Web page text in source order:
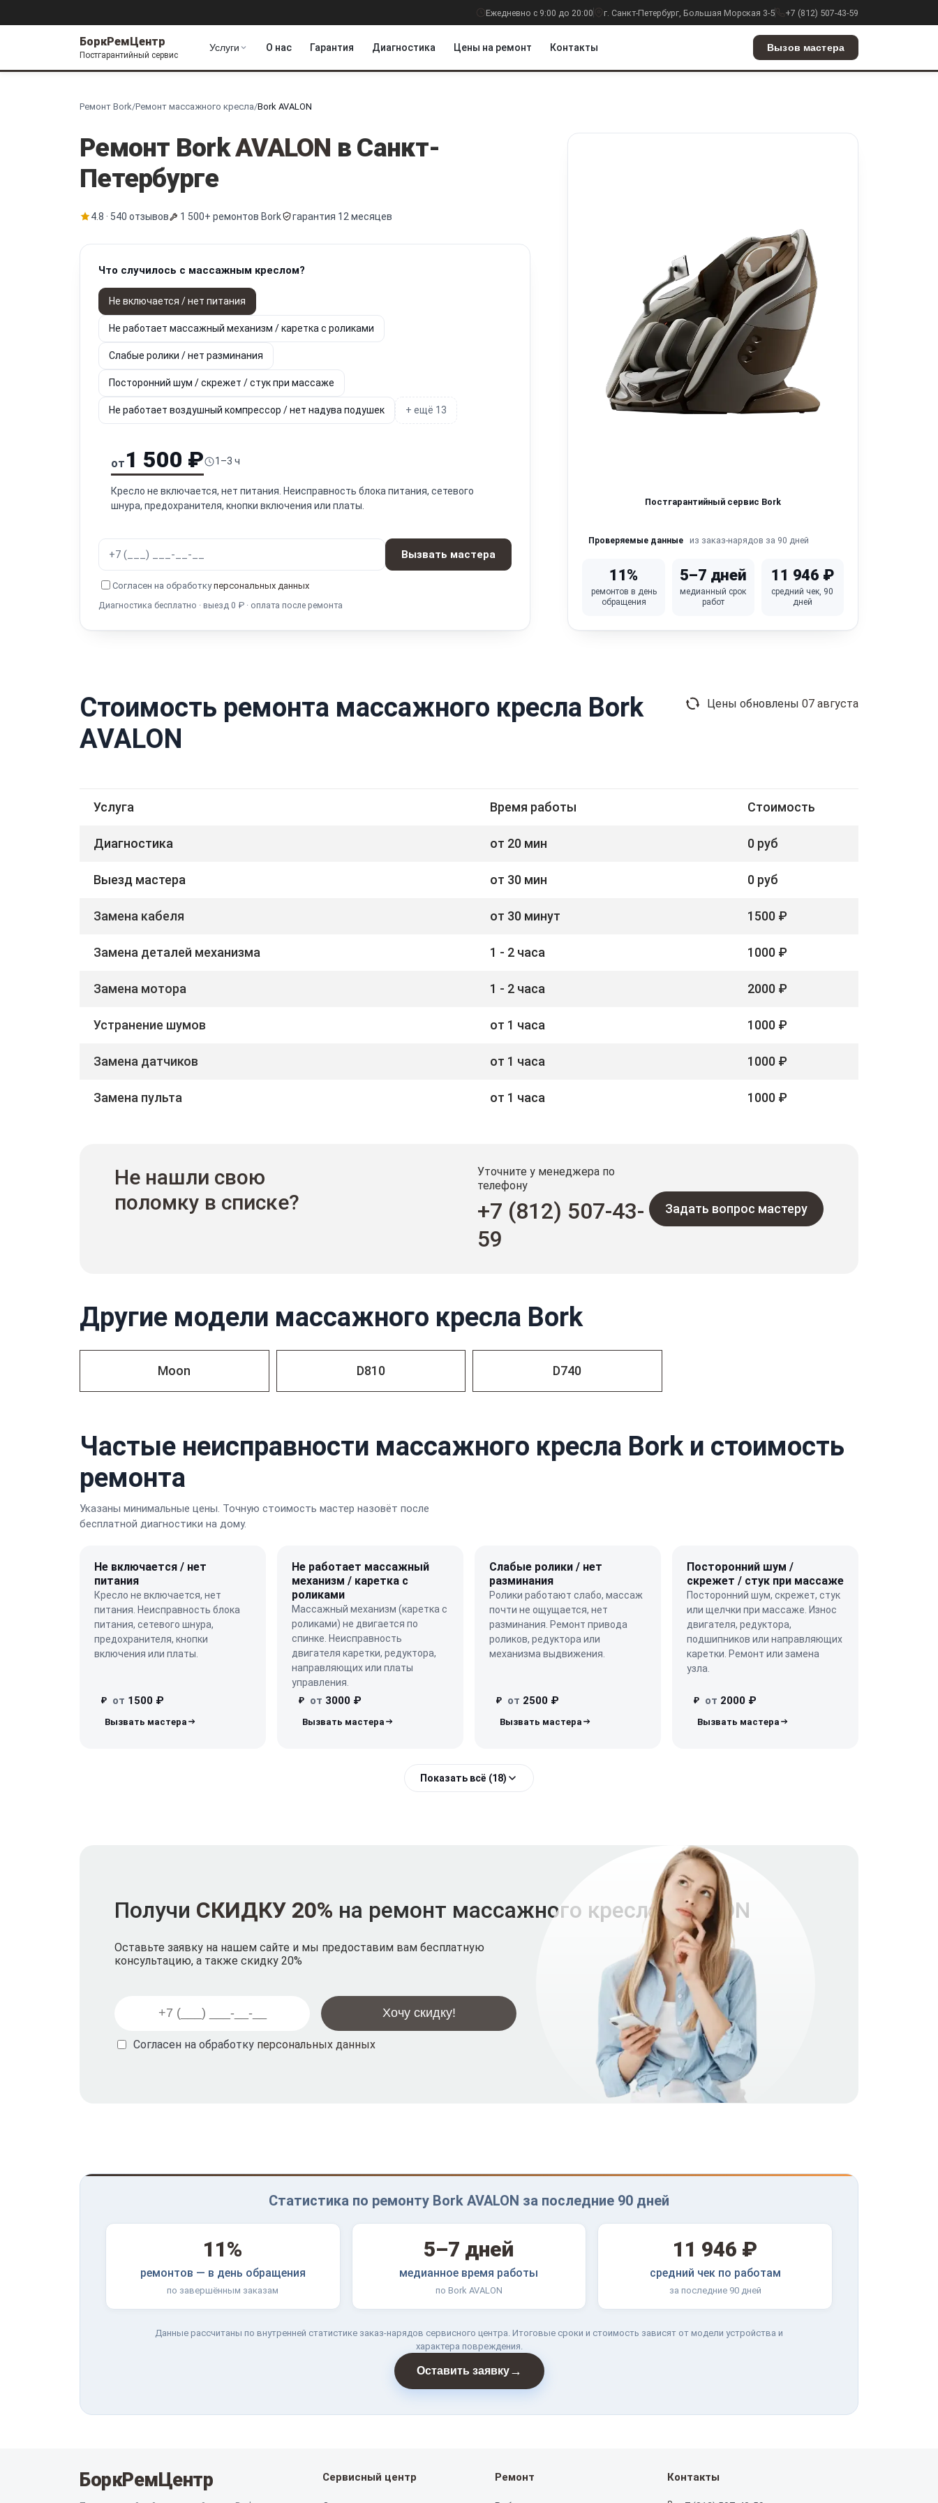
Ежедневно с 9:00 до 20:00 г. Санкт-Петербург, Большая Морская 3-5 +7 (812) 507-43-59
БоркРемЦентр
Постгарантийный сервис
Услуги О нас Гарантия Диагностика Цены на ремонт Контакты Вызов мастера
Ремонт Bork/Ремонт массажного кресла/Bork AVALON
Ремонт BorkAVALON в Санкт-
Петербурге
4.8 · 540 отзывов 1 500+ ремонтов Bork гарантия 12 месяцев
Что случилось с массажным креслом?
Не включается / нет питания
Не работает массажный механизм / каретка с роликами
Слабые ролики / нет разминания
Посторонний шум / скрежет / стук при массаже
Не работает воздушный компрессор / нет надува подушек + ещё 13
от 1 500 ₽ 1–3 ч
Кресло не включается, нет питания. Неисправность блока питания, сетевого
шнура, предохранителя, кнопки включения или платы.
Вызвать мастера
Согласен на обработкуперсональных данных
Диагностика бесплатно · выезд 0 ₽ · оплата после ремонта
Постгарантийный сервис Bork
Проверяемые данные из заказ-нарядов за 90 дней
11%
ремонтов в день
обращения
5–7 дней
медианный срок
работ
11 946 ₽
средний чек, 90
дней
Стоимость ремонта массажного кресла Bork
AVALON
Цены обновлены 07 августа
Услуга Время работы Стоимость
Диагностика от 20 мин 0 руб
Выезд мастера от 30 мин 0 руб
Замена кабеля от 30 минут 1500 ₽
Замена деталей механизма 1 - 2 часа 1000 ₽
Замена мотора 1 - 2 часа 2000 ₽
Устранение шумов от 1 часа 1000 ₽
Замена датчиков от 1 часа 1000 ₽
Замена пульта от 1 часа 1000 ₽
Не нашли свою
поломку в списке?
Уточните у менеджера по
телефону
+7 (812) 507-43-
59
Задать вопрос мастеру
Другие модели массажного кресла Bork
Moon D810 D740
Частые неисправности массажного кресла Bork и стоимость
ремонта
Указаны минимальные цены. Точную стоимость мастер назовёт после
бесплатной диагностики на дому.
Не включается / нет
питания
Кресло не включается, нет
питания. Неисправность блока
питания, сетевого шнура,
предохранителя, кнопки
включения или платы.
₽ от 1500 ₽
Не работает массажный
механизм / каретка с
роликами
Массажный механизм (каретка с
роликами) не двигается по
спинке. Неисправность
двигателя каретки, редуктора,
направляющих или платы
управления.
₽ от 3000 ₽
Слабые ролики / нет
разминания
Ролики работают слабо, массаж
почти не ощущается, нет
разминания. Ремонт привода
роликов, редуктора или
механизма выдвижения.
₽ от 2500 ₽
Посторонний шум /
скрежет / стук при массаже
Посторонний шум, скрежет, стук
или щелчки при массаже. Износ
двигателя, редуктора,
подшипников или направляющих
каретки. Ремонт или замена
узла.
₽ от 2000 ₽
Показать всё (18)
Получи СКИДКУ 20% на ремонт массажного кресла AVALON
Оставьте заявку на нашем сайте и мы предоставим вам бесплатную
консультацию, а также скидку 20%
Согласен на обработку персональных данных
Статистика по ремонту Bork AVALON за последние 90 дней
11%
ремонтов — в день обращения
по завершённым заказам
5–7 дней
медианное время работы
по Bork AVALON
11 946 ₽
средний чек по работам
за последние 90 дней
Данные рассчитаны по внутренней статистике заказ-нарядов сервисного центра. Итоговые сроки и стоимость зависят от модели устройства и
характера повреждения.
Оставить заявку→
БоркРемЦентр Сервисный центр Ремонт Контакты